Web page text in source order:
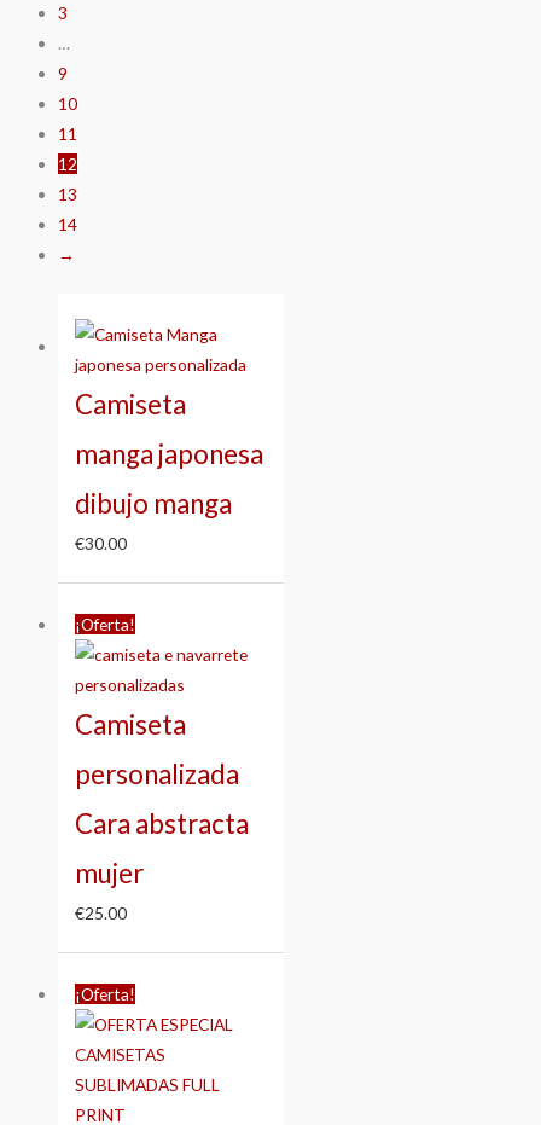
3
…
9
10
11
12
13
14
→
Camiseta
manga japonesa
dibujo manga
€30.00
¡Oferta!
Camiseta
personalizada
Cara abstracta
mujer
€25.00
¡Oferta!
precios:
€25.00